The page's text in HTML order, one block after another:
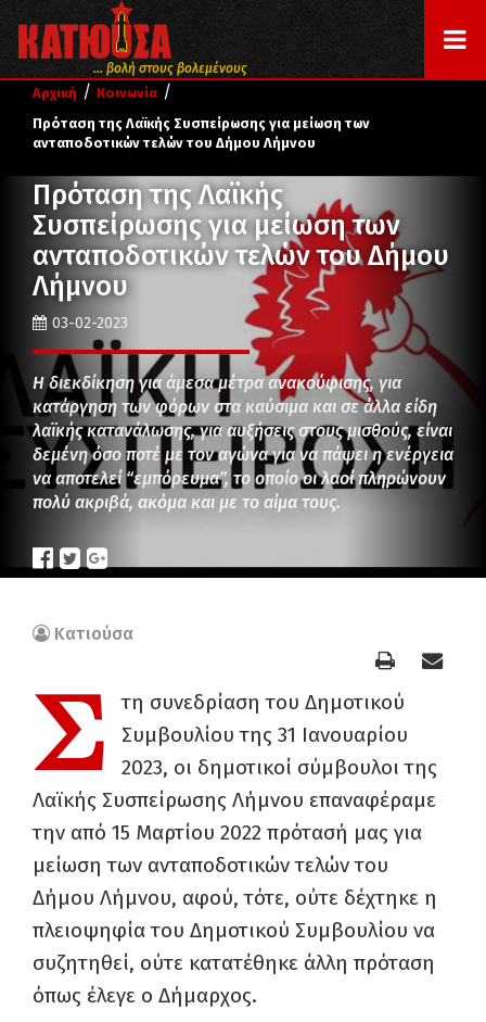
... βολή στους βολεμένους
Αρχική / Κοινωνία /
Πρόταση της Λαϊκής Συσπείρωσης για μείωση των
ανταποδοτικών τελών του Δήμου Λήμνου
Πρόταση της Λαϊκής
Συσπείρωσης για μείωση των
ανταποδοτικών τελών του Δήμου
Λήμνου
03-02-2023
Η διεκδίκηση για άμεσα μέτρα ανακούφισης, για
κατάργηση των φόρων στα καύσιμα και σε άλλα είδη
λαϊκής κατανάλωσης, για αυξήσεις στους μισθούς, είναι
δεμένη όσο ποτέ με τον αγώνα για να πάψει η ενέργεια
να αποτελεί “εμπόρευμα”, το οποίο οι λαοί πληρώνουν
πολύ ακριβά, ακόμα και με το αίμα τους.
Κατιούσα
Σ
τη συνεδρίαση του Δημοτικού
Συμβουλίου της 31 Ιανουαρίου
2023, οι δημοτικοί σύμβουλοι της
Λαϊκής Συσπείρωσης Λήμνου επαναφέραμε
την από 15 Μαρτίου 2022 πρότασή μας για
μείωση των ανταποδοτικών τελών του
Δήμου Λήμνου, αφού, τότε, ούτε δέχτηκε η
πλειοψηφία του Δημοτικού Συμβουλίου να
συζητηθεί, ούτε κατατέθηκε άλλη πρόταση
όπως έλεγε ο Δήμαρχος.